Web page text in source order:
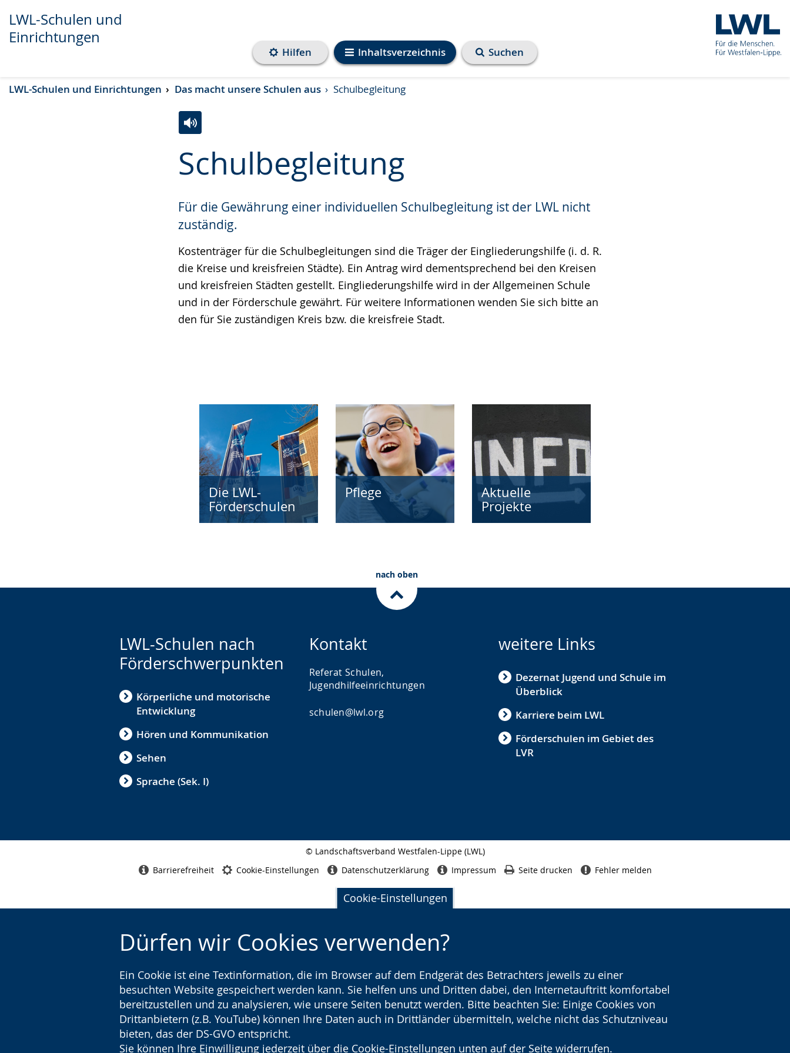
Transkript anzeigen
Abspielen
Pausieren
LWL-Schulen und
Einrichtungen
Inhaltsverzeichnis
Hilfen Suchen
Cookie-Einstellungen
Dürfen wir Cookies verwenden?
Ein Cookie ist eine Textinformation, die im Browser auf dem Endgerät des Betrachters jeweils zu einer
besuchten Website gespeichert werden kann. Sie helfen uns und Dritten dabei, den Internetauftritt komfortabel
bereitzustellen und zu analysieren, wie unsere Seiten benutzt werden. Bitte beachten Sie: Einige Cookies von
Drittanbietern (z.B. YouTube) können Ihre Daten auch in Drittländer übermitteln, welche nicht das Schutzniveau
bieten, das der DS-GVO entspricht.
Sie können Ihre Einwilligung jederzeit über die Cookie-Einstellungen unten auf der Seite widerrufen.
LWL-Schulen und Einrichtungen Das macht unsere Schulen aus Schulbegleitung
Schulbegleitung
Für die Gewährung einer individuellen Schulbegleitung ist der LWL nicht
zuständig.
Kostenträger für die Schulbegleitungen sind die Träger der Eingliederungshilfe (i. d. R.
die Kreise und kreisfreien Städte). Ein Antrag wird dementsprechend bei den Kreisen
und kreisfreien Städten gestellt. Eingliederungshilfe wird in der Allgemeinen Schule
und in der Förderschule gewährt. Für weitere Informationen wenden Sie sich bitte an
den für Sie zuständigen Kreis bzw. die kreisfreie Stadt.
Leichten
Sprache
Audio-
Unterstützung.
Video
in
Gebärdensprache
wird
angezeigt.
Die LWL-
Förderschulen
Pflege
Aktuelle
Projekte
nach oben
LWL-Schulen nach
Förderschwerpunkten
Körperliche und motorische
Entwicklung
Hören und Kommunikation
Sehen
Sprache (Sek. I)
Kontakt
Referat Schulen,
Jugendhilfeeinrichtungen
schulen@lwl.org
weitere Links
Dezernat Jugend und Schule im
Überblick
Karriere beim LWL
Förderschulen im Gebiet des
LVR
© Landschaftsverband Westfalen-Lippe (LWL)
Barrierefreiheit Cookie-Einstellungen Datenschutzerklärung Impressum Seite drucken Fehler melden